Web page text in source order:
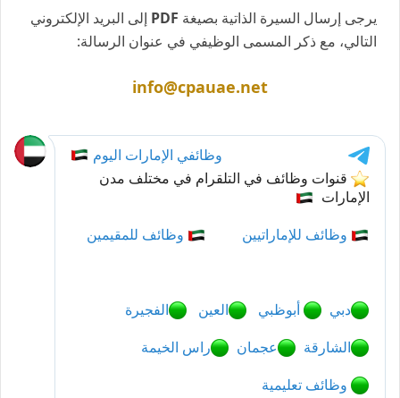
يرجى إرسال السيرة الذاتية بصيغة PDF إلى البريد الإلكتروني
التالي، مع ذكر المسمى الوظيفي في عنوان الرسالة:
info@cpauae.net